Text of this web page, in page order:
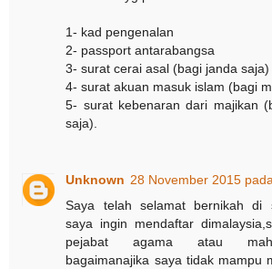
1- kad pengenalan
2- passport antarabangsa
3- surat cerai asal (bagi janda saja)
4- surat akuan masuk islam (bagi
5- surat kebenaran dari majikan
saja).
Unknown 28 November 2015
Saya telah selamat bernikah di
saya ingin mendaftar
pejabat agama atau
bagaimanajika saya tidak mampu